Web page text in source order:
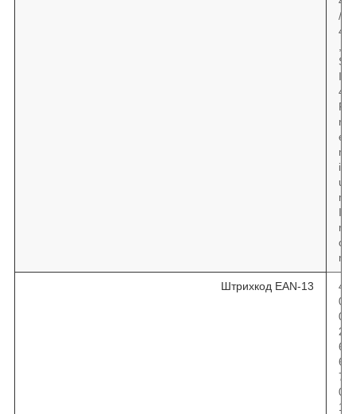
/
4
S
I
4
P
r
e
m
i
u
m
I
r
o
n
Штрихкод EAN-13
4
0
0
2
6
6
7
0
1